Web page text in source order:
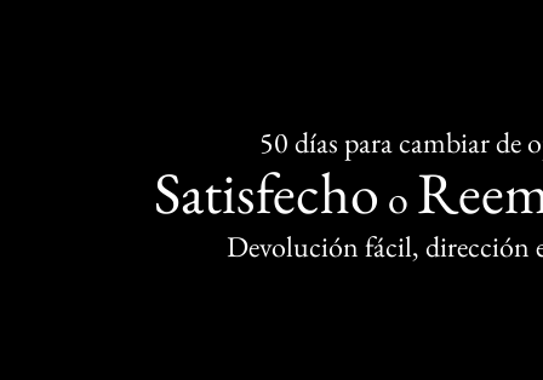
50 días para cambiar de
Satisfecho o
Devolución fácil, dirección